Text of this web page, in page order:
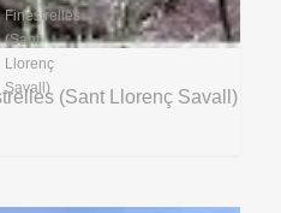
(Sant Llorenç Savall)